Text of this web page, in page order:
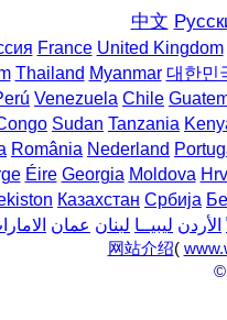
中文
France United Kingdom
Thailand Myanmar 대한민
Venezuela Chile
Sudan Tanzania
România Nederland
Éire Georgia Moldova
Казахстан Србија
الأردن ليبيــا لبنان عمان
网站介绍(
©